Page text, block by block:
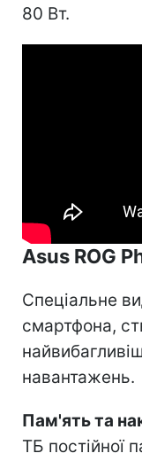
80 Вт.
Asus ROG
Спеціальне
смартфона,
навантажень.
Пам'ять та
ТБ постійної